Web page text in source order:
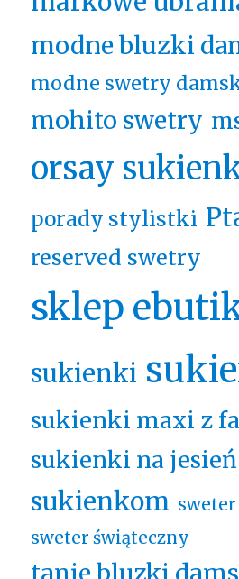
modne bluzki
modne swetry
mohito swetry
orsay
porady stylistki
reserved swetry
sklep
sukienki
sukienki maxi z
sukienki na jesień
sukienkom
sweter świąteczny
tanie bluzki